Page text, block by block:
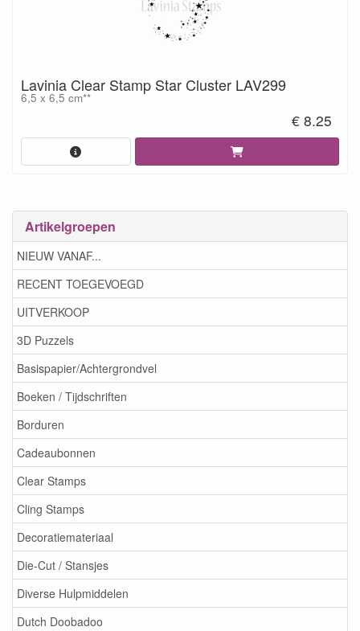
Artikelgroepen
NIEUW VANAF...
RECENT TOEGEVOEGD
UITVERKOOP
3D Puzzels
Basispapier/Achtergrondvel
Boeken / Tijdschriften
Borduren
Cadeaubonnen
Clear Stamps
Cling Stamps
Decoratiemateriaal
Die-Cut / Stansjes
Diverse Hulpmiddelen
Dutch Doobadoo
Lavinia Clear Stamp Star Cluster LAV299
6,5 x 6,5 cm**
€ 8.25